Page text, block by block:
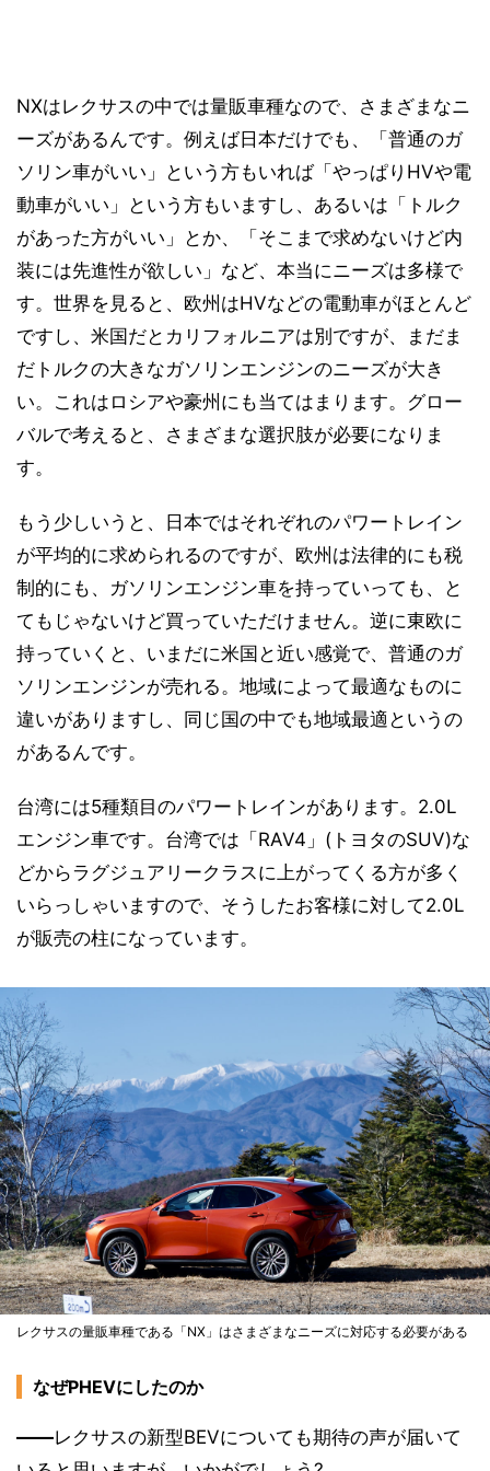
NXはレクサスの中では量販車種なので、さまざまなニ
ーズがあるんです。例えば日本だけでも、「普通のガ
ソリン車がいい」という方もいれば「やっぱりHVや電
動車がいい」という方もいますし、あるいは「トルク
があった方がいい」とか、「そこまで求めないけど内
装には先進性が欲しい」など、本当にニーズは多様で
す。世界を見ると、欧州はHVなどの電動車がほとんど
ですし、米国だとカリフォルニアは別ですが、まだま
だトルクの大きなガソリンエンジンのニーズが大き
い。これはロシアや豪州にも当てはまります。グロー
バルで考えると、さまざまな選択肢が必要になりま
す。
もう少しいうと、日本ではそれぞれのパワートレイン
が平均的に求められるのですが、欧州は法律的にも税
制的にも、ガソリンエンジン車を持っていっても、と
てもじゃないけど買っていただけません。逆に東欧に
持っていくと、いまだに米国と近い感覚で、普通のガ
ソリンエンジンが売れる。地域によって最適なものに
違いがありますし、同じ国の中でも地域最適というの
があるんです。
台湾には5種類目のパワートレインがあります。2.0L
エンジン車です。台湾では「RAV4」(トヨタのSUV)な
どからラグジュアリークラスに上がってくる方が多く
いらっしゃいますので、そうしたお客様に対して2.0L
が販売の柱になっています。
レクサスの量販車種である「NX」はさまざまなニーズに対応する必要がある
なぜPHEVにしたのか
――レクサスの新型BEVについても期待の声が届いて